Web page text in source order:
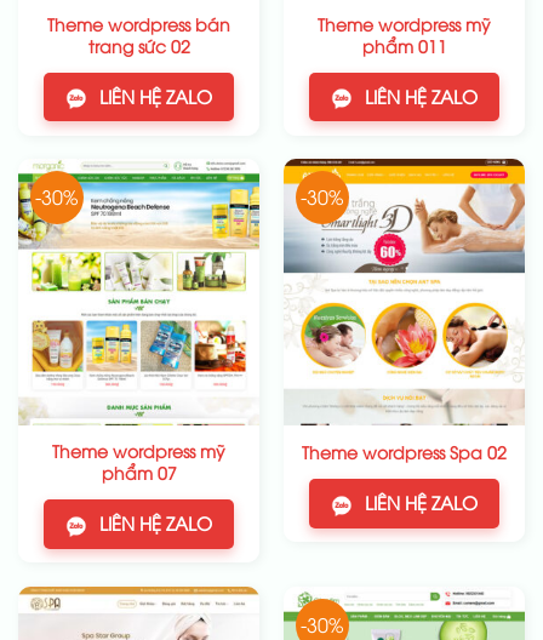
Theme wordpress bán
trang sức 02
LIÊN HỆ ZALO
Theme wordpress mỹ
phẩm 011
LIÊN HỆ ZALO
-30%
Theme wordpress mỹ
phẩm 07
LIÊN HỆ ZALO
-30%
Theme wordpress Spa 02
LIÊN HỆ ZALO
-30%